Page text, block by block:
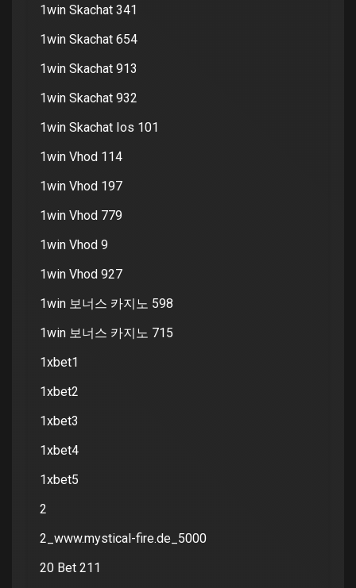
1win Skachat 341
1win Skachat 654
1win Skachat 913
1win Skachat 932
1win Skachat Ios 101
1win Vhod 114
1win Vhod 197
1win Vhod 779
1win Vhod 9
1win Vhod 927
1win 보너스 카지노 598
1win 보너스 카지노 715
1xbet1
1xbet2
1xbet3
1xbet4
1xbet5
2
2_www.mystical-fire.de_5000
20 Bet 211